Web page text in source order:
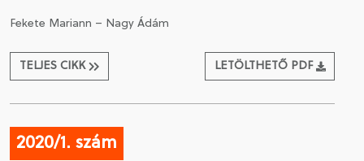
Fekete Mariann – Nagy Ádám
TELJES CIKK LETÖLTHETŐ PDF
2020/1. szám